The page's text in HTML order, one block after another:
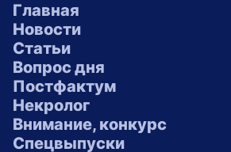
Главная
Новости
Статьи
Вопрос дня
Постфактум
Некролог
Внимание, конкурс
Спецвыпуски